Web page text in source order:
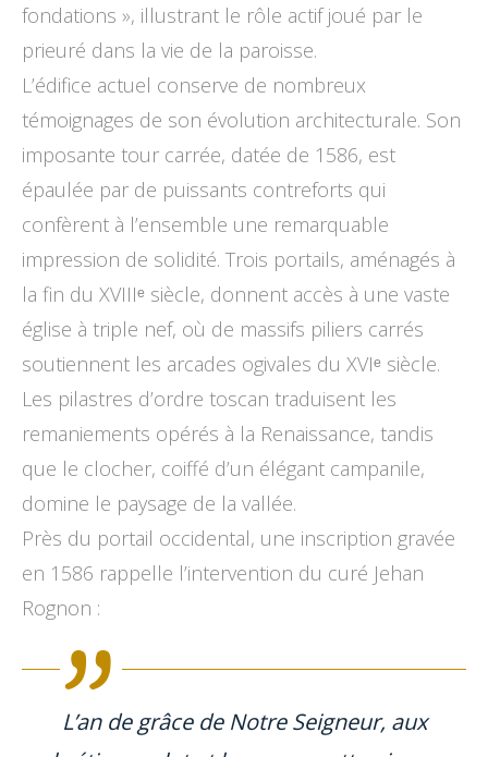
fondations », illustrant le rôle actif joué par le
prieuré dans la vie de la paroisse.
L’édifice actuel conserve de nombreux
témoignages de son évolution architecturale. Son
imposante tour carrée, datée de 1586, est
épaulée par de puissants contreforts qui
confèrent à l’ensemble une remarquable
impression de solidité. Trois portails, aménagés à
la fin du XVIIIᵉ siècle, donnent accès à une vaste
église à triple nef, où de massifs piliers carrés
soutiennent les arcades ogivales du XVIᵉ siècle.
Les pilastres d’ordre toscan traduisent les
remaniements opérés à la Renaissance, tandis
que le clocher, coiffé d’un élégant campanile,
domine le paysage de la vallée.
Près du portail occidental, une inscription gravée
en 1586 rappelle l’intervention du curé Jehan
Rognon :
L’an de grâce de Notre Seigneur, aux